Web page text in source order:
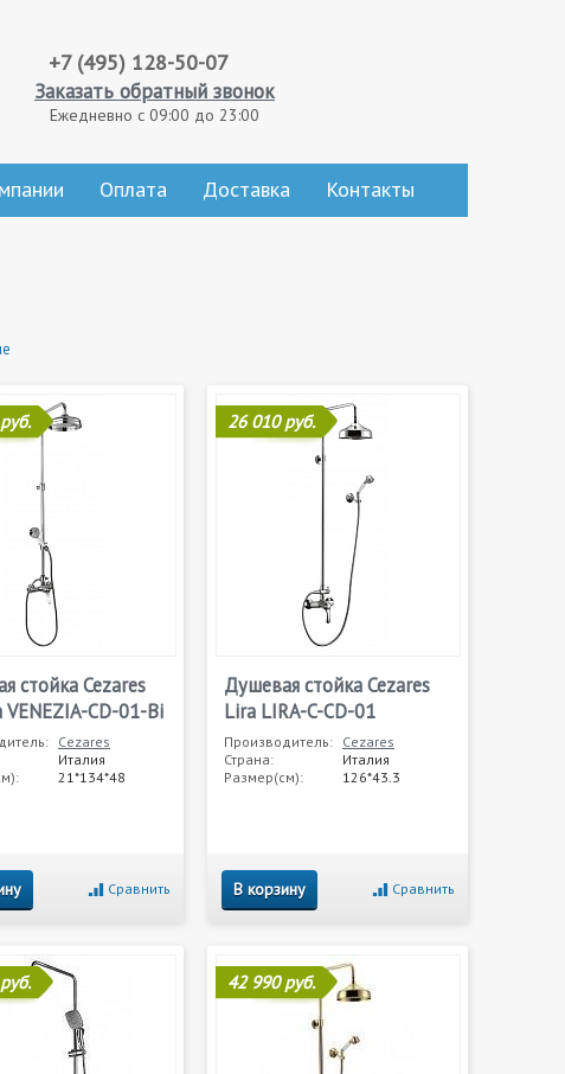
+7 (495) 128-50-07
Заказать обратный звонок
Ежедневно с 09:00 до 23:00
Оплата Доставка Контакты
стойка Cezares
VENEZIA-CD-01-Bi
Cezares
Италия
21*134*48
Сравнить
26 010 руб.
Душевая стойка Cezares
Lira LIRA-C-CD-01
Производитель: Cezares
Страна:
Италия
Размер(см):
126*43.3
В корзину Сравнить
42 990 руб.